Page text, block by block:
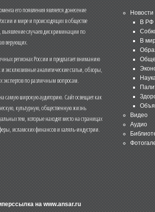
его появления является донесение
и мире и происходящих в обществе
случаев дискриминации по
верующих.
регионах России и предлагает вниманию
эксклюзивные аналитические статьи, обзоры,
экспертов по различным вопросам.
широкую аудиторию. Сайт освещает как
культурную, общественную жизнь
тем, которые находят место на страницах
исламских финансов и халяль-индустрии.
на www.ansar.ru
Новости
В РФ
В
Видео
Аудио